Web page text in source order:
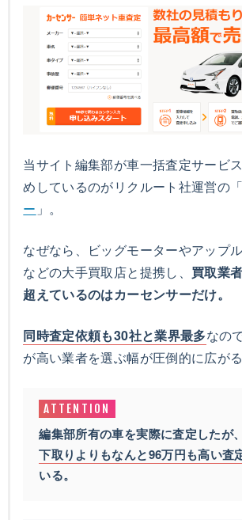
当サイト編集部が車一括査定サービ
めしているのがリクルート社運営の「
ー 」。
なぜなら、ビッグモーターやアップ
などの大手買取店と提携し、 買取業
超えているのはカーセンサーだけ。
同時査定依頼も30社と業界最多なの
が高い業者を選ぶ幅が圧倒的に広がる
編集部所有の車を実際に査定したが
下取りよりもなんと96万円も高い査
いる。